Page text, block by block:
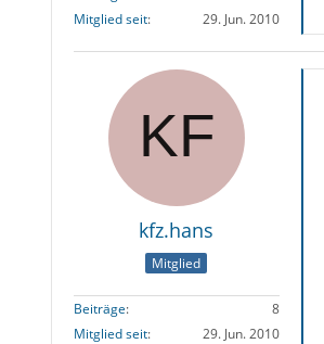
Mitglied seit
29. Jun. 2010
kfz.hans
Mitglied
Beiträge
8
Mitglied seit
29. Jun. 2010